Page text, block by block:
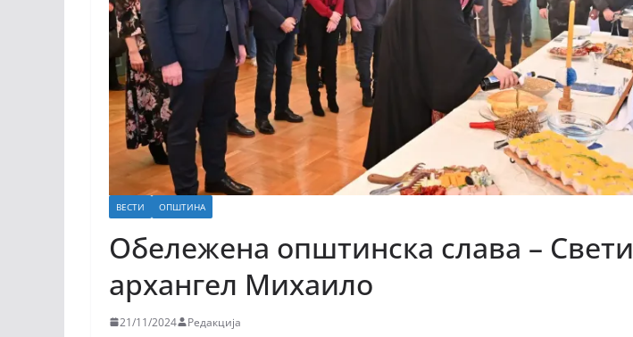
ВЕСТИ ОПШТИНА
Обележенa општинска слава – Свети
архангел Михаило
21/11/2024 Редакција